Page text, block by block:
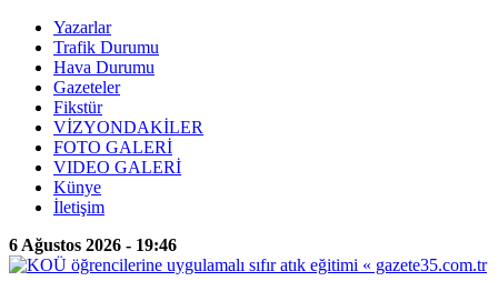
Yazarlar
Trafik Durumu
Hava Durumu
Gazeteler
Fikstür
VİZYONDAKİLER
FOTO GALERİ
VIDEO GALERİ
Künye
İletişim
6 Ağustos 2026 - 19:46